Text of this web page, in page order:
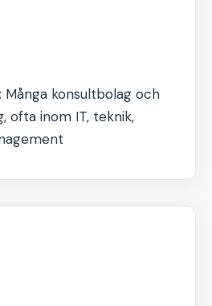
konsultbolag och
ofta inom IT, teknik,